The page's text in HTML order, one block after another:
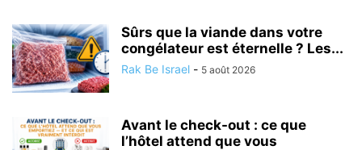
Sûrs que la viande dans votre
congélateur est éternelle ? Les...
Rak Be Israel - 5 août 2026
Avant le check-out : ce que
l’hôtel attend que vous